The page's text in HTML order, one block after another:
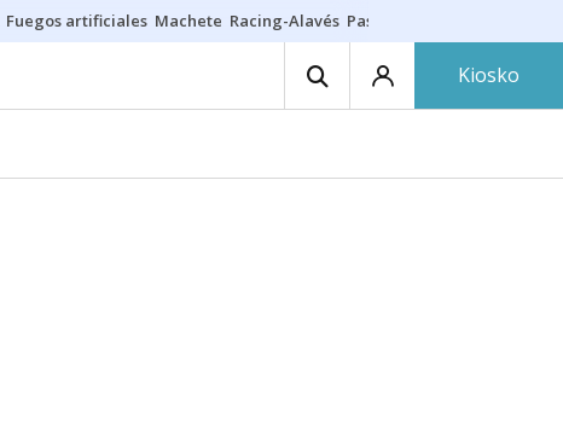
Fuegos artificiales Machete Racing-Alavés Paseíllo 7 agosto
Kiosko